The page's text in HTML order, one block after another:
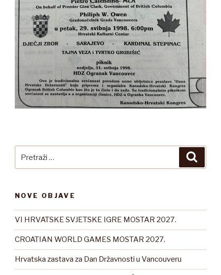
NOVE OBJAVE
VI HRVATSKE SVJETSKE IGRE MOSTAR 2027.
CROATIAN WORLD GAMES MOSTAR 2027.
Hrvatska zastava za Dan Državnosti u Vancouveru